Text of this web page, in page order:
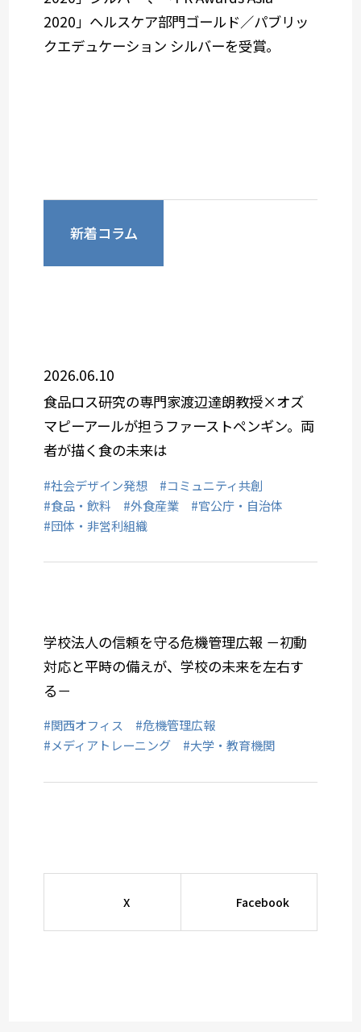
2020」ヘルスケア部門ゴールド／パブリッ
クエデュケーション シルバーを受賞。
新着コラム
2026.06.10
食品ロス研究の専門家渡辺達朗教授×オズ
マピーアールが担うファーストペンギン。両
者が描く食の未来は
#社会デザイン発想
#コミュニティ共創
#食品・飲料
#外食産業
#官公庁・自治体
#団体・非営利組織
学校法人の信頼を守る危機管理広報 －初動
対応と平時の備えが、学校の未来を左右す
る－
#関西オフィス
#危機管理広報
#メディアトレーニング
#大学・教育機関
X Facebook